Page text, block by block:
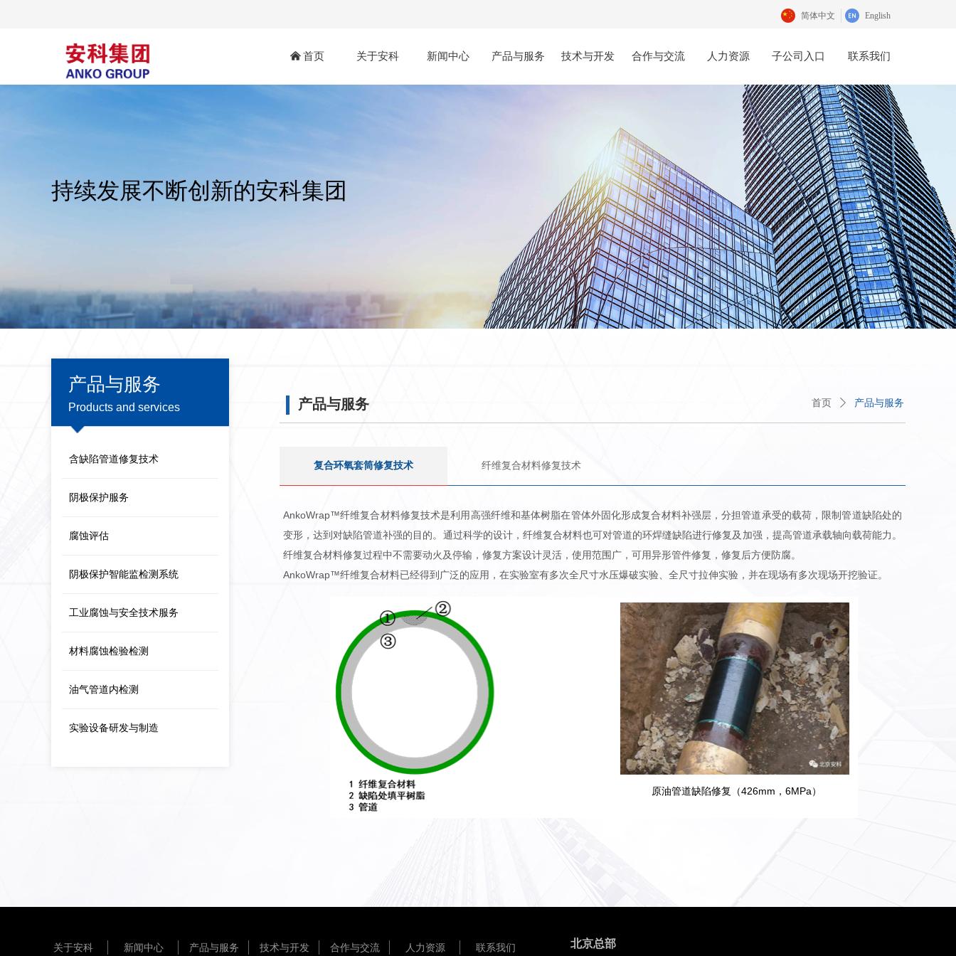
简体中文 English
낀 首页 关于安科 新闻中心 产品与服务 技术与开发 合作与交流 人力资源 子公司入口 联系我们
持续发展不断创新的安科集团
产品与服务
Products and services
含缺陷管道修复技术
阴极保护服务
腐蚀评估
阴极保护智能监检测系统
工业腐蚀与安全技术服务
材料腐蚀检验检测
油气管道内检测
实验设备研发与制造
首页 ꄲ 产品与服务
产品与服务
复合环氧套筒修复技术 纤维复合材料修复技术
AnkoWrap™纤维复合材料修复技术是利用高强纤维和基体树脂在管体外固化形成复合材料补强层，分担管道承受的载荷，限制管道缺陷处的
变形，达到对缺陷管道补强的目的。通过科学的设计，纤维复合材料也可对管道的环焊缝缺陷进行修复及加强，提高管道承载轴向载荷能力。
纤维复合材料修复过程中不需要动火及停输，修复方案设计灵活，使用范围广，可用异形管件修复，修复后方便防腐。
AnkoWrap™纤维复合材料已经得到广泛的应用，在实验室有多次全尺寸水压爆破实验、全尺寸拉伸实验，并在现场有多次现场开挖验证。
原油管道缺陷修复（426mm，6MPa）
关于安科 新闻中心 产品与服务 技术与开发 合作与交流 人力资源 联系我们 北京总部